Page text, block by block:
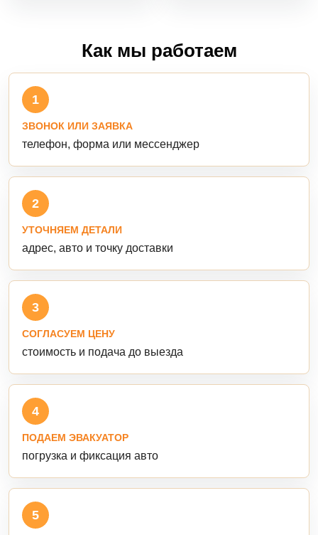
Как мы работаем
1
ЗВОНОК ИЛИ ЗАЯВКА
телефон, форма или мессенджер
2
УТОЧНЯЕМ ДЕТАЛИ
адрес, авто и точку доставки
3
СОГЛАСУЕМ ЦЕНУ
стоимость и подача до выезда
4
ПОДАЕМ ЭВАКУАТОР
погрузка и фиксация авто
5